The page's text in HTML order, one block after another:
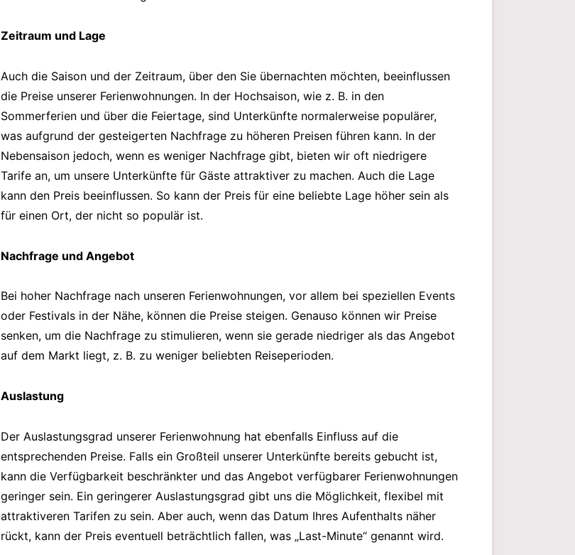
Zeitraum und Lage
Auch die Saison und der Zeitraum, über den Sie übernachten möchten, beeinflussen
die Preise unserer Ferienwohnungen. In der Hochsaison, wie z. B. in den
Sommerferien und über die Feiertage, sind Unterkünfte normalerweise populärer,
was aufgrund der gesteigerten Nachfrage zu höheren Preisen führen kann. In der
Nebensaison jedoch, wenn es weniger Nachfrage gibt, bieten wir oft niedrigere
Tarife an, um unsere Unterkünfte für Gäste attraktiver zu machen. Auch die Lage
kann den Preis beeinflussen. So kann der Preis für eine beliebte Lage höher sein als
für einen Ort, der nicht so populär ist.
Nachfrage und Angebot
Bei hoher Nachfrage nach unseren Ferienwohnungen, vor allem bei speziellen Events
oder Festivals in der Nähe, können die Preise steigen. Genauso können wir Preise
senken, um die Nachfrage zu stimulieren, wenn sie gerade niedriger als das Angebot
auf dem Markt liegt, z. B. zu weniger beliebten Reiseperioden.
Auslastung
Der Auslastungsgrad unserer Ferienwohnung hat ebenfalls Einfluss auf die
entsprechenden Preise. Falls ein Großteil unserer Unterkünfte bereits gebucht ist,
kann die Verfügbarkeit beschränkter und das Angebot verfügbarer Ferienwohnungen
geringer sein. Ein geringerer Auslastungsgrad gibt uns die Möglichkeit, flexibel mit
attraktiveren Tarifen zu sein. Aber auch, wenn das Datum Ihres Aufenthalts näher
rückt, kann der Preis eventuell beträchtlich fallen, was „Last-Minute“ genannt wird.